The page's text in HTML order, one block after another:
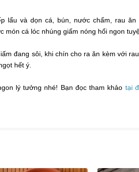
lẩu và dọn cá, bún, nước chấm, rau ăn
món cá lóc nhúng giấm nóng hổi ngon
đang sôi, khi chín cho ra ăn kèm với
hết ý.
lý tưởng nhé! Bạn đọc tham khảo tại